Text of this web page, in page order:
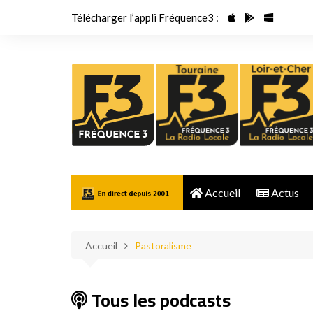
Télécharger l’appli Fréquence3 :
Accueil Actus
Accueil Pastoralisme
Tous les podcasts